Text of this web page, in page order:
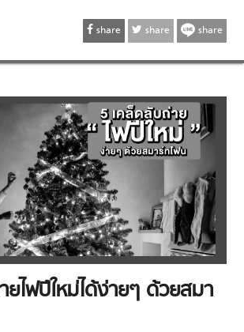
share share share
ยไฟปีใหม่ได้ง่ายๆ ด้วยสมา